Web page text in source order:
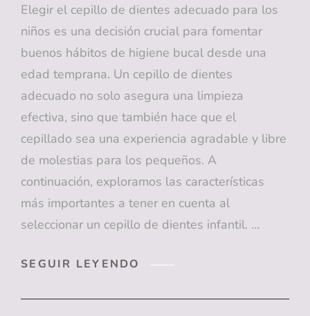
Elegir el cepillo de dientes adecuado para los
niños es una decisión crucial para fomentar
buenos hábitos de higiene bucal desde una
edad temprana. Un cepillo de dientes
adecuado no solo asegura una limpieza
efectiva, sino que también hace que el
cepillado sea una experiencia agradable y libre
de molestias para los pequeños. A
continuación, exploramos las características
más importantes a tener en cuenta al
seleccionar un cepillo de dientes infantil. …
SEGUIR LEYENDO
CARACTERÍSTICAS